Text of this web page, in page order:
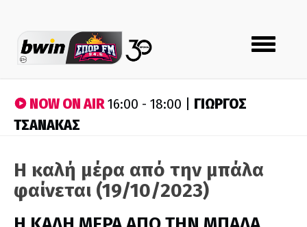
Toggle
navigation
NOW ON AIR16:00 - 18:00 | ΓΙΩΡΓΟΣ
ΤΣΑΝΑΚΑΣ
Η καλή μέρα από την μπάλα
φαίνεται (19/10/2023)